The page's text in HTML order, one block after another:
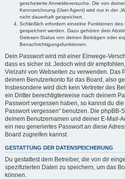
gescheiterte Anmeldeversuche. Die von
Kennzeichnung (User Agent) wird nur in der
nicht dauerhaft gespeichert.
Schließlich erfordern einzelne Funktionen des
gespeichert werden. Dazu gehören dein
Gelesen-Status von deinen Beiträgen oder
Benachrichtigungsfunktionen.
Dein Passwort wird mit einer Einwege-
dass es sicher ist. Jedoch wird dir
Vielzahl von Webseiten zu verwenden. Das
deinem Benutzerkonto für das Board, also
Insbesondere wird dich kein Vertreter des
ein Dritter berechtigterweise nach deinem
Passwort vergessen haben, so kannst du
Passwort vergessen“ benutzen. Die phpBB-
deinem Benutzernamen und deiner E-Mail-
ein neu generiertes Passwort an diese
Board zugreifen kannst.
GESTATTUNG DER DATENSPEICHERUNG
Du gestattest dem Betreiber, die von dir
spezifizierten Daten zu speichern, um das
können.